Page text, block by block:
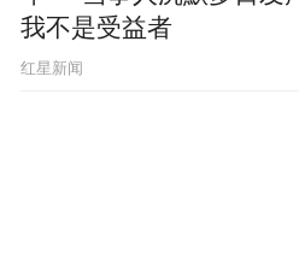
我不是受益者
红星新闻